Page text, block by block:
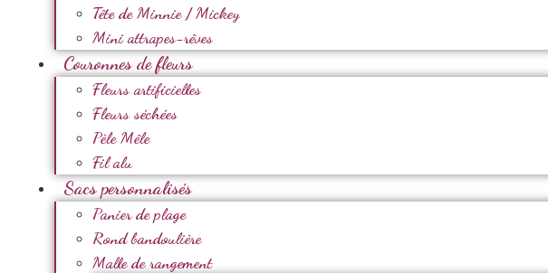
Tête de Minnie / Mickey
Mini attrapes-rêves
Couronnes de fleurs
Fleurs artificielles
Fleurs séchées
Pèle Mêle
Fil alu
Sacs personnalisés
Panier de plage
Rond bandoulière
Malle de rangement